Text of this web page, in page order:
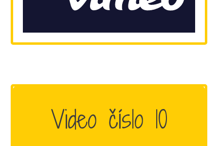
Video číslo 10